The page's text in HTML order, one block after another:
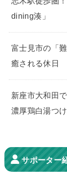
dining湊」
富士見市の「
癒される休日
新座市大和田
濃厚鶏白湯つ
サポーター